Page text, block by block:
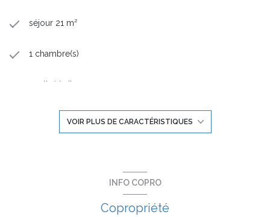
séjour 21 m²
1 chambre(s)
1 salle(s) d'eau
VOIR PLUS DE CARACTÉRISTIQUES
INFO COPRO
Copropriété